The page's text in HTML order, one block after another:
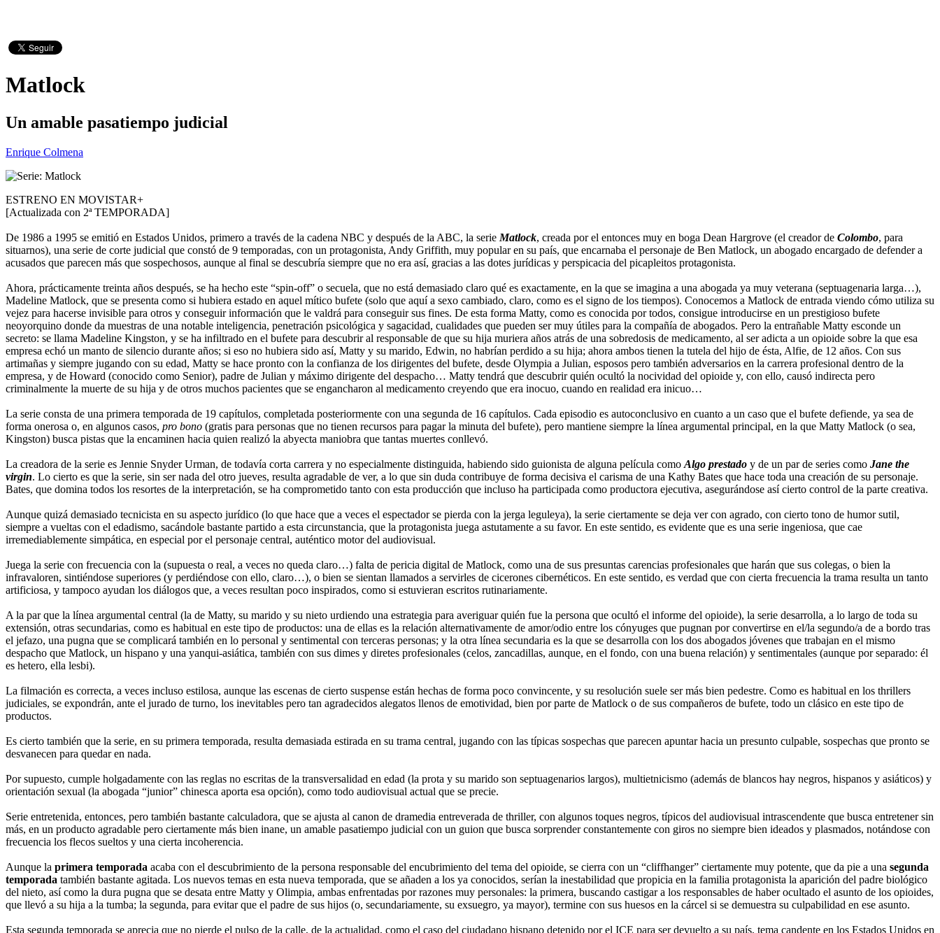
Matlock
Un amable pasatiempo judicial
Enrique Colmena
ESTRENO EN MOVISTAR+
[Actualizada con 2ª TEMPORADA]
De 1986 a 1995 se emitió en Estados Unidos, primero a través de la cadena NBC y después de la ABC, la serie Matlock, creada por el entonces muy en boga Dean Hargrove (el creador de Colombo, para
situarnos), una serie de corte judicial que constó de 9 temporadas, con un protagonista, Andy Griffith, muy popular en su país, que encarnaba el personaje de Ben Matlock, un abogado encargado de defender a
acusados que parecen más que sospechosos, aunque al final se descubría siempre que no era así, gracias a las dotes jurídicas y perspicacia del picapleitos protagonista.
Ahora, prácticamente treinta años después, se ha hecho este “spin-off” o secuela, que no está demasiado claro qué es exactamente, en la que se imagina a una abogada ya muy veterana (septuagenaria larga…),
Madeline Matlock, que se presenta como si hubiera estado en aquel mítico bufete (solo que aquí a sexo cambiado, claro, como es el signo de los tiempos). Conocemos a Matlock de entrada viendo cómo utiliza su
vejez para hacerse invisible para otros y conseguir información que le valdrá para conseguir sus fines. De esta forma Matty, como es conocida por todos, consigue introducirse en un prestigioso bufete
neoyorquino donde da muestras de una notable inteligencia, penetración psicológica y sagacidad, cualidades que pueden ser muy útiles para la compañía de abogados. Pero la entrañable Matty esconde un
secreto: se llama Madeline Kingston, y se ha infiltrado en el bufete para descubrir al responsable de que su hija muriera años atrás de una sobredosis de medicamento, al ser adicta a un opioide sobre la que esa
empresa echó un manto de silencio durante años; si eso no hubiera sido así, Matty y su marido, Edwin, no habrían perdido a su hija; ahora ambos tienen la tutela del hijo de ésta, Alfie, de 12 años. Con sus
artimañas y siempre jugando con su edad, Matty se hace pronto con la confianza de los dirigentes del bufete, desde Olympia a Julian, esposos pero también adversarios en la carrera profesional dentro de la
empresa, y de Howard (conocido como Senior), padre de Julian y máximo dirigente del despacho… Matty tendrá que descubrir quién ocultó la nocividad del opioide y, con ello, causó indirecta pero
criminalmente la muerte de su hija y de otros muchos pacientes que se engancharon al medicamento creyendo que era inocuo, cuando en realidad era inicuo…
La serie consta de una primera temporada de 19 capítulos, completada posteriormente con una segunda de 16 capítulos. Cada episodio es autoconclusivo en cuanto a un caso que el bufete defiende, ya sea de
forma onerosa o, en algunos casos, pro bono (gratis para personas que no tienen recursos para pagar la minuta del bufete), pero mantiene siempre la línea argumental principal, en la que Matty Matlock (o sea,
Kingston) busca pistas que la encaminen hacia quien realizó la abyecta maniobra que tantas muertes conllevó.
La creadora de la serie es Jennie Snyder Urman, de todavía corta carrera y no especialmente distinguida, habiendo sido guionista de alguna película como Algo prestado y de un par de series como Jane the
virgin. Lo cierto es que la serie, sin ser nada del otro jueves, resulta agradable de ver, a lo que sin duda contribuye de forma decisiva el carisma de una Kathy Bates que hace toda una creación de su personaje.
Bates, que domina todos los resortes de la interpretación, se ha comprometido tanto con esta producción que incluso ha participada como productora ejecutiva, asegurándose así cierto control de la parte creativa.
Aunque quizá demasiado tecnicista en su aspecto jurídico (lo que hace que a veces el espectador se pierda con la jerga leguleya), la serie ciertamente se deja ver con agrado, con cierto tono de humor sutil,
siempre a vueltas con el edadismo, sacándole bastante partido a esta circunstancia, que la protagonista juega astutamente a su favor. En este sentido, es evidente que es una serie ingeniosa, que cae
irremediablemente simpática, en especial por el personaje central, auténtico motor del audiovisual.
Juega la serie con frecuencia con la (supuesta o real, a veces no queda claro…) falta de pericia digital de Matlock, como una de sus presuntas carencias profesionales que harán que sus colegas, o bien la
infravaloren, sintiéndose superiores (y perdiéndose con ello, claro…), o bien se sientan llamados a servirles de cicerones cibernéticos. En este sentido, es verdad que con cierta frecuencia la trama resulta un tanto
artificiosa, y tampoco ayudan los diálogos que, a veces resultan poco inspirados, como si estuvieran escritos rutinariamente.
A la par que la línea argumental central (la de Matty, su marido y su nieto urdiendo una estrategia para averiguar quién fue la persona que ocultó el informe del opioide), la serie desarrolla, a lo largo de toda su
extensión, otras secundarias, como es habitual en este tipo de productos: una de ellas es la relación alternativamente de amor/odio entre los cónyuges que pugnan por convertirse en el/la segundo/a de a bordo tras
el jefazo, una pugna que se complicará también en lo personal y sentimental con terceras personas; y la otra línea secundaria es la que se desarrolla con los dos abogados jóvenes que trabajan en el mismo
despacho que Matlock, un hispano y una yanqui-asiática, también con sus dimes y diretes profesionales (celos, zancadillas, aunque, en el fondo, con una buena relación) y sentimentales (aunque por separado: él
es hetero, ella lesbi).
La filmación es correcta, a veces incluso estilosa, aunque las escenas de cierto suspense están hechas de forma poco convincente, y su resolución suele ser más bien pedestre. Como es habitual en los thrillers
judiciales, se expondrán, ante el jurado de turno, los inevitables pero tan agradecidos alegatos llenos de emotividad, bien por parte de Matlock o de sus compañeros de bufete, todo un clásico en este tipo de
productos.
Es cierto también que la serie, en su primera temporada, resulta demasiada estirada en su trama central, jugando con las típicas sospechas que parecen apuntar hacia un presunto culpable, sospechas que pronto se
desvanecen para quedar en nada.
Por supuesto, cumple holgadamente con las reglas no escritas de la transversalidad en edad (la prota y su marido son septuagenarios largos), multietnicismo (además de blancos hay negros, hispanos y asiáticos) y
orientación sexual (la abogada “junior” chinesca aporta esa opción), como todo audiovisual actual que se precie.
Serie entretenida, entonces, pero también bastante calculadora, que se ajusta al canon de dramedia entreverada de thriller, con algunos toques negros, típicos del audiovisual intrascendente que busca entretener sin
más, en un producto agradable pero ciertamente más bien inane, un amable pasatiempo judicial con un guion que busca sorprender constantemente con giros no siempre bien ideados y plasmados, notándose con
frecuencia los flecos sueltos y una cierta incoherencia.
Aunque la primera temporada acaba con el descubrimiento de la persona responsable del encubrimiento del tema del opioide, se cierra con un “cliffhanger” ciertamente muy potente, que da pie a una segunda
temporada también bastante agitada. Los nuevos temas en esta nueva temporada, que se añaden a los ya conocidos, serían la inestabilidad que propicia en la familia protagonista la aparición del padre biológico
del nieto, así como la dura pugna que se desata entre Matty y Olimpia, ambas enfrentadas por razones muy personales: la primera, buscando castigar a los responsables de haber ocultado el asunto de los opioides,
que llevó a su hija a la tumba; la segunda, para evitar que el padre de sus hijos (o, secundariamente, su exsuegro, ya mayor), termine con sus huesos en la cárcel si se demuestra su culpabilidad en ese asunto.
Esta segunda temporada se aprecia que no pierde el pulso de la calle, de la actualidad, como el caso del ciudadano hispano detenido por el ICE para ser devuelto a su país, tema candente en los Estados Unidos en